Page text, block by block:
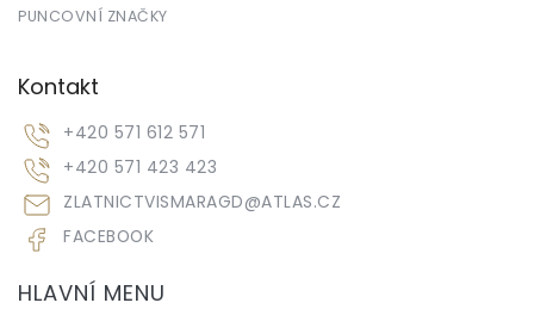
PUNCOVNÍ ZNAČKY
Kontakt
ZLATNICTVISMARAGD@ATLAS.CZ
+420 571 612 571
+420 571 423 423
FACEBOOK
HLAVNÍ MENU